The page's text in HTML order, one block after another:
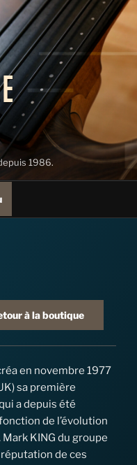
1986.
à la boutique
en novembre 1977
sa première
a depuis été
de l’évolution
KING du groupe
réputation de ces